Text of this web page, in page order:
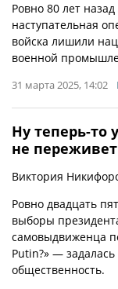
Ровно 80 лет
наступательная
войска лишили
военной
31 марта 2025, 14:02
Ну теперь-то
не переживет
Виктория
Ровно двадцать
выборы
самовыдвиженца
Putin?» —
общественность.